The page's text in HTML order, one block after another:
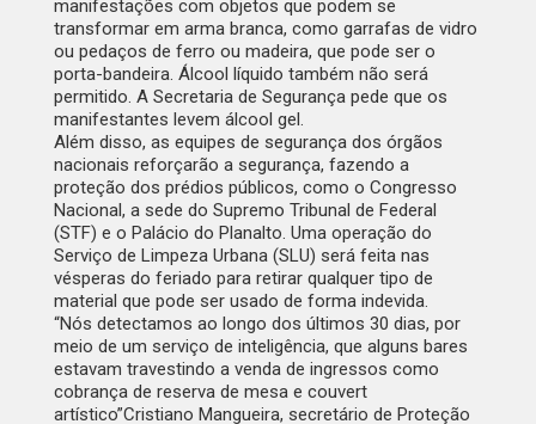
manifestações com objetos que podem se
transformar em arma branca, como garrafas de vidro
ou pedaços de ferro ou madeira, que pode ser o
porta-bandeira. Álcool líquido também não será
permitido. A Secretaria de Segurança pede que os
manifestantes levem álcool gel.
Além disso, as equipes de segurança dos órgãos
nacionais reforçarão a segurança, fazendo a
proteção dos prédios públicos, como o Congresso
Nacional, a sede do Supremo Tribunal de Federal
(STF) e o Palácio do Planalto. Uma operação do
Serviço de Limpeza Urbana (SLU) será feita nas
vésperas do feriado para retirar qualquer tipo de
material que pode ser usado de forma indevida.
“Nós detectamos ao longo dos últimos 30 dias, por
meio de um serviço de inteligência, que alguns bares
estavam travestindo a venda de ingressos como
cobrança de reserva de mesa e couvert
artístico”Cristiano Mangueira, secretário de Proteção